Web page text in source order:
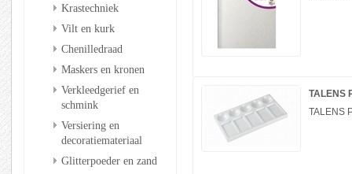
Krastechniek
Vilt en kurk
Chenilledraad
Maskers en kronen
Verkleedgerief en
schmink
Versiering en
decoratiemateriaal
Glitterpoeder en zand
TALENS
TALENS